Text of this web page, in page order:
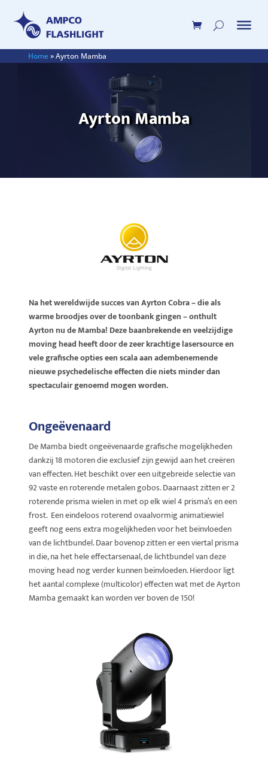
Home»Ayrton Mamba
Ayrton Mamba
Na het wereldwijde succes van Ayrton Cobra – die als
warme broodjes over de toonbank gingen – onthult
Ayrton nu de Mamba! Deze baanbrekende en veelzijdige
moving head heeft door de zeer krachtige lasersource en
vele grafische opties een scala aan adembenemende
nieuwe psychedelische effecten die niets minder dan
spectaculair genoemd mogen worden.
Ongeëvenaard
De Mamba biedt ongeëvenaarde grafische mogelijkheden
dankzij 18 motoren die exclusief zijn gewijd aan het creëren
van effecten. Het beschikt over een uitgebreide selectie van
92 vaste en roterende metalen gobos. Daarnaast zitten er 2
roterende prisma wielen in met op elk wiel 4 prisma’s en een
frost. Een eindeloos roterend ovaalvormig animatiewiel
geeft nog eens extra mogelijkheden voor het beïnvloeden
van de lichtbundel. Daar bovenop zitten er een viertal prisma
in die, na het hele effectarsenaal, de lichtbundel van deze
moving head nog verder kunnen beïnvloeden. Hierdoor ligt
het aantal complexe (multicolor) effecten wat met de Ayrton
Mamba gemaakt kan worden ver boven de 150!